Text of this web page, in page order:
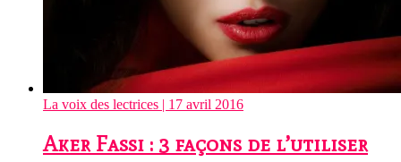
La voix des lectrices | 17 avril 2016
Aker Fassi : 3 façons de l’utiliser